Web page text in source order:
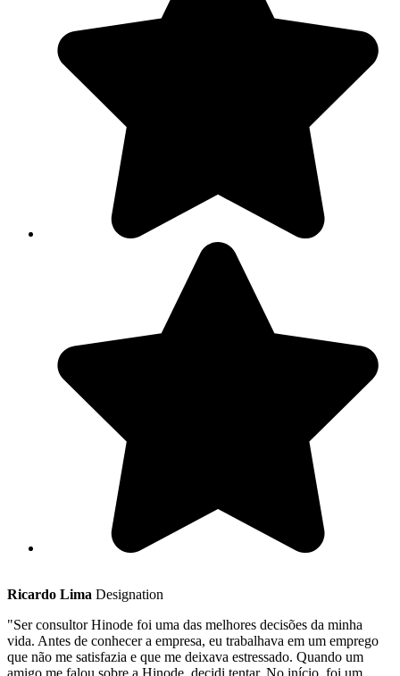
Ricardo Lima Designation
"Ser consultor Hinode foi uma das melhores decisões da minha
vida. Antes de conhecer a empresa, eu trabalhava em um emprego
que não me satisfazia e que me deixava estressado. Quando um